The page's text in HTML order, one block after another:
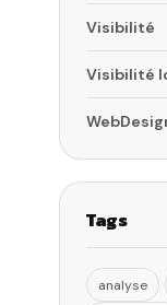
Visibilité
Visibilité
Tags
analyse